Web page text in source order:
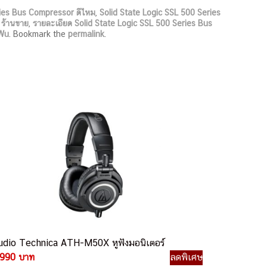
Bus Compressor ดีไหม Solid State Logic SSL 500 Series
านขาย รายละเอียด Solid State Logic SSL 500 Series Bus
. Bookmark the permalink
Technica ATH-M50X หูฟังมอนิเตอร์
บาท
ลดพิเศษ